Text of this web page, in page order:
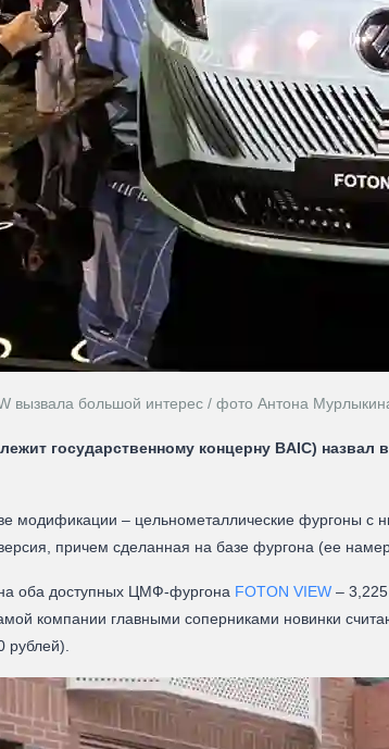
вызвала большой интерес / фото Антона
государственному концерну BAIC)
модификации – цельнометаллические фургоны
причем сделанная на базе фургона (ее
оба доступных ЦМФ-фургона FOTON VIEW –
компании главными соперниками новинки
рублей).